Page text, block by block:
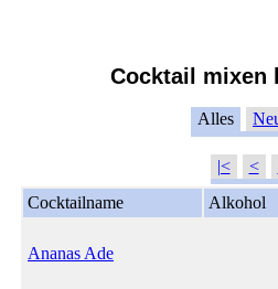
Cocktail mixen
Alles
|< <
Cocktailname
Alkohol
Ananas Ade